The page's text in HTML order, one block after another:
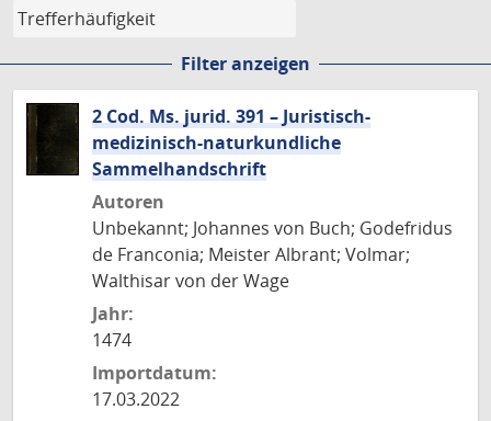
Filter anzeigen
2 Cod. Ms. jurid. 391 – Juristisch-
medizinisch-naturkundliche
Sammelhandschrift
Autoren
Unbekannt; Johannes von Buch; Godefridus
de Franconia; Meister Albrant; Volmar;
Walthisar von der Wage
Jahr:
1474
Importdatum:
17.03.2022